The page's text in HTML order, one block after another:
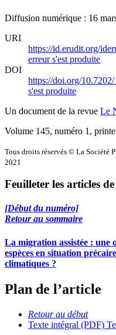
Diffusion numérique : 16
URI
https://id.erudit.org/
erreur s'est produite
DOI
https://doi.org/
s'est produite
Un document de la revue Le
Volume 145, numéro 1,
Tous droits réservés © La Société
2021
Feuilleter les articles
[Début du numéro]
Retour au sommaire
La migration assistée : une
espèces en situation
climatiques ?
Plan de l’article
Retour au début
Texte intégral (PDF)